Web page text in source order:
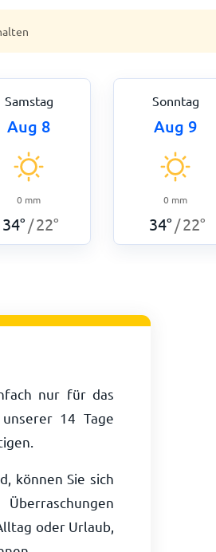
Samstag
Aug 8
0 mm
34° /22°
Sonntag
Aug 9
0 mm
34° /22°
nur für das
14 Tage
können Sie sich
oder Urlaub,